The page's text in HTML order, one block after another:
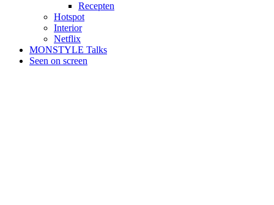
Recepten
Hotspot
Interior
Netflix
MONSTYLE Talks
Seen on screen